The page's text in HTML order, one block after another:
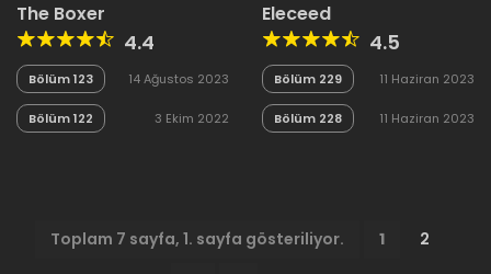
The Boxer
4.4
Bölüm 123 14 Ağustos 2023
Bölüm 122 3 Ekim 2022
Eleceed
4.5
Bölüm 229 11 Haziran 2023
Bölüm 228 11 Haziran 2023
Toplam 7 sayfa, 1. sayfa gösteriliyor. 1
2